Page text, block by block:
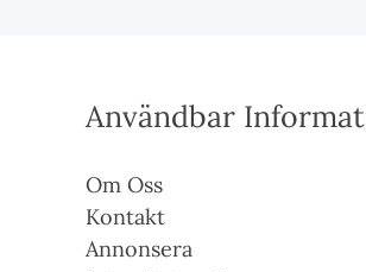
Användbar
Om Oss
Kontakt
Annonsera